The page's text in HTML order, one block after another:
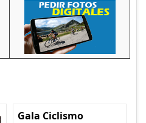
Gala Ciclismo